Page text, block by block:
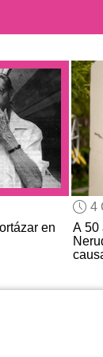
en
4
A 50